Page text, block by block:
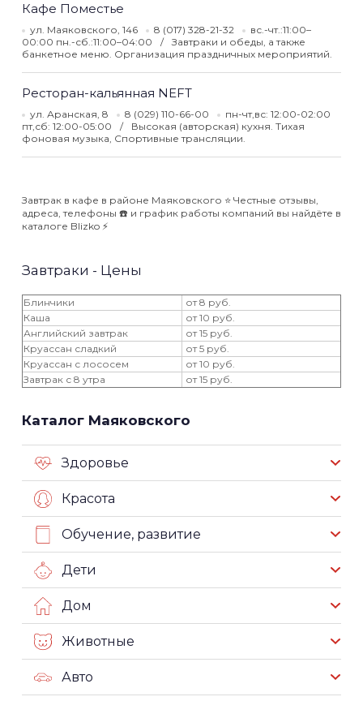
Кафе Поместье
ул. Маяковского, 146 8 (017) 328-21-32
вс.-чт.:11:00–
00:00 пн.-сб.:11:00–04:00
Завтраки и обеды, а также
банкетное меню. Организация праздничных мероприятий.
Ресторан-кальянная NEFT
ул. Аранская, 8 8 (029) 110-66-00
пн-чт,вс: 12:00-02:00
пт,сб: 12:00-05:00
Высокая (авторская) кухня. Тихая
фоновая музыка, Спортивные трансляции.
Завтрак в кафе в районе Маяковского ⭐️ Честные отзывы,
адреса, телефоны ☎️ и график работы компаний вы найдёте в
каталоге Blizko ⚡️
Завтраки - Цены
Блинчики
от 8 руб.
Каша
от 10 руб.
Английский завтрак
от 15 руб.
Круассан сладкий
от 5 руб.
Круассан с лососем
от 10 руб.
Завтрак с 8 утра
от 15 руб.
Каталог Маяковского
Здоровье
Красота
Обучение, развитие
Дети
Дом
Животные
Авто